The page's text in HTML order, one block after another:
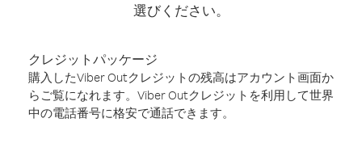
選びください。
クレジットパッケージ
購入したViber Outクレジットの残高はアカウント画面か
らご覧になれます。Viber Outクレジットを利用して世界
中の電話番号に格安で通話できます。